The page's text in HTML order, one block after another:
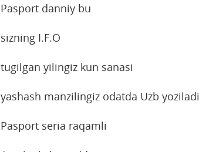
Pasport danniy bu
sizning I.F.O
tugilgan yilingiz kun sanasi
yashash manzilingiz odatda Uzb yoziladi
Pasport seria raqamli